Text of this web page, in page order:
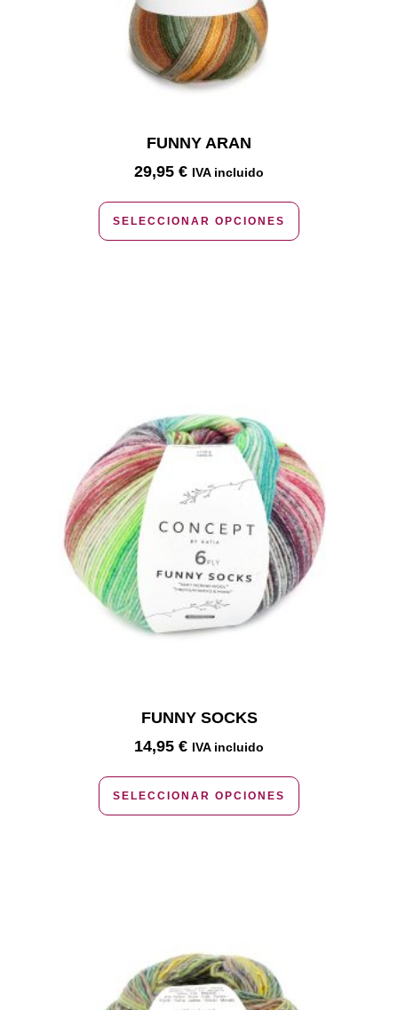
FUNNY ARAN
29,95 € IVA incluido
SELECCIONAR OPCIONES
FUNNY SOCKS
14,95 € IVA incluido
SELECCIONAR OPCIONES